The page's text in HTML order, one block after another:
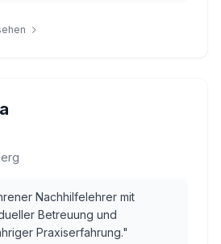
Nachhilfelehrer mit
Betreuung und
Praxiserfahrung."